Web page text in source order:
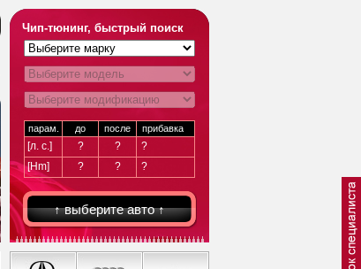
Чип-тюнинг, быстрый поиск
парам. до после прибавка
[л. с.] ? ?
?
[Hm]
? ? ?
↑ выберите авто ↑